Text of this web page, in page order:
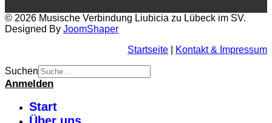
© 2026 Musische Verbindung Liubicia zu Lübeck im SV.
Designed By JoomShaper
Startseite
Kontakt & Impressum
Suchen
Anmelden
Start